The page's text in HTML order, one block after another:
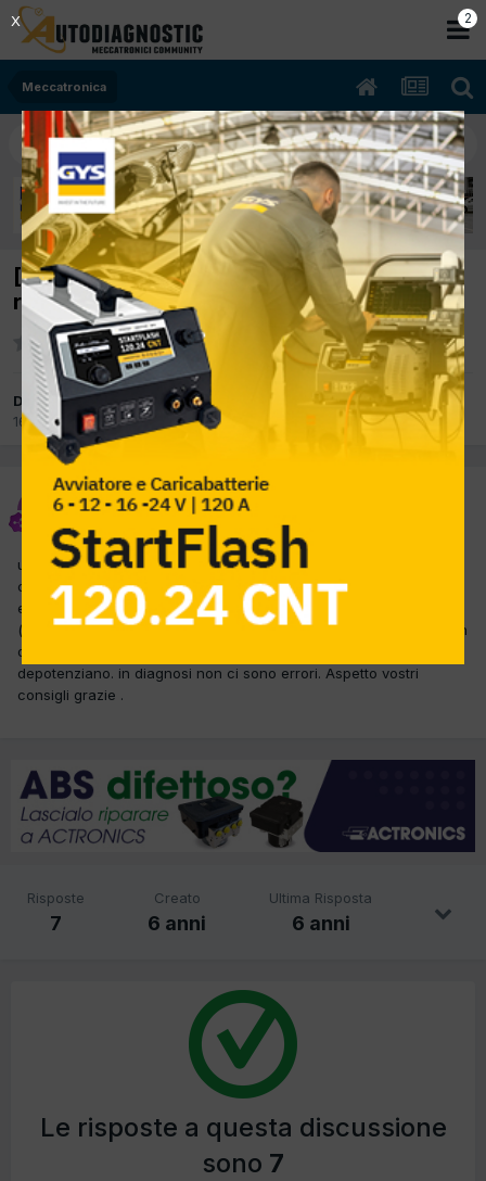
Meccatronica
[ford fiesta 02/2004 13cc f6ja 50Kw Diesel]
rende poco e fa fatica nello spostare
Da diliberto giuseppe
16 Ottobre 2019 in Meccatronica
diliberto giuseppe
16 Ottobre 2019
un saluto a tutti i colleghi oggi mi e arrivata la car sopra elencata
con scarsa resa e in salita fa fatica a spostare . controlli
effettuati: egr, filtro gasolio e pescaggio, misuratore massa aria
(sostituito) turbina, mi rimane da controllare le candelette che in
queste auto se non ricordo male quando sono tutte bruciate la
depotenziano. in diagnosi non ci sono errori. Aspetto vostri
consigli grazie .
Risposte
7
Creato
6 anni
Ultima Risposta
6 anni
Le risposte a questa discussione
sono 7
2
X